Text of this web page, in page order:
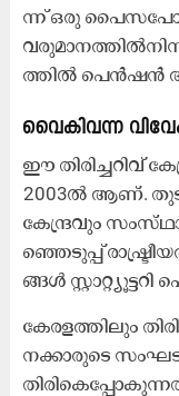
ന്ന് ഒ​രു
ത്തി​ൽ പെ​ൻ​ഷ​ൻ
വൈ​കി​വ​ന്ന
ഈ ​തി​രി​ച്ച​റി​വ്
2003ൽ ​ആ​ണ്.
കേ​ന്ദ്ര​വും
ഞ്ഞെ​ടു​പ്പ്
ങ്ങ​ൾ
കേ​ര​ള​ത്തി​ലും
ന​ക്കാ​രു​ടെ